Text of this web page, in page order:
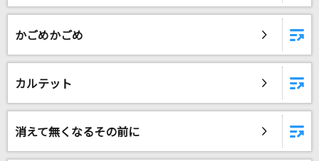
かごめかごめ
カルテット
消えて無くなるその前に